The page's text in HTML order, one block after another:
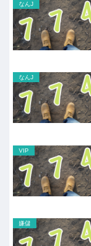
なんJ
なんJ
VIP
嫌儲